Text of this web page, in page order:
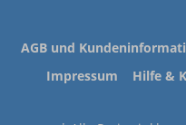
AGB und
Impressum
Hilfe &